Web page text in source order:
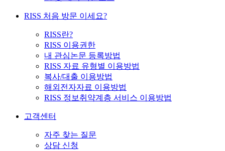
RISS 처음 방문 이세요?
RISS란?
RISS 이용권한
내 관심논문 등록방법
RISS 자료 유형별 이용방법
복사/대출 이용방법
해외전자자료 이용방법
RISS 정보취약계층 서비스 이용방법
고객센터
자주 찾는 질문
상담 신청